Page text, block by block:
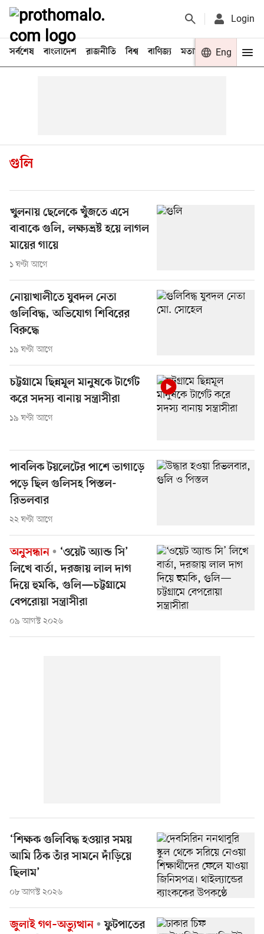
Login
সর্বশেষ বাংলাদেশ রাজনীতি বিশ্ব বাণিজ্য মতামত খেলা
Eng
গুলি
খুলনায় ছেলেকে খুঁজতে এসে
বাবাকে গুলি, লক্ষ্যভ্রষ্ট হয়ে লাগল
মায়ের গায়ে
১ ঘণ্টা আগে
নোয়াখালীতে যুবদল নেতা
গুলিবিদ্ধ, অভিযোগ শিবিরের
বিরুদ্ধে
১৯ ঘণ্টা আগে
চট্টগ্রামে ছিন্নমূল মানুষকে টার্গেট
করে সদস্য বানায় সন্ত্রাসীরা
১৯ ঘণ্টা আগে
পাবলিক টয়লেটের পাশে ভাগাড়ে
পড়ে ছিল গুলিসহ পিস্তল-
রিভলবার
২২ ঘণ্টা আগে
অনুসন্ধান
‘ওয়েট অ্যান্ড সি’
লিখে বার্তা, দরজায় লাল দাগ
দিয়ে হুমকি, গুলি—চট্টগ্রামে
বেপরোয়া সন্ত্রাসীরা
০৯ আগস্ট ২০২৬
‘শিক্ষক গুলিবিদ্ধ হওয়ার সময়
আমি ঠিক তাঁর সামনে দাঁড়িয়ে
ছিলাম’
০৮ আগস্ট ২০২৬
জুলাই গণ–অভ্যুত্থান
ফুটপাতের